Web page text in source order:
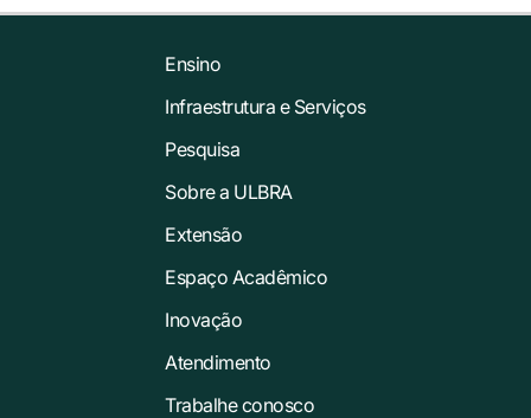
Ensino
Infraestrutura e Serviços
Pesquisa
Sobre a ULBRA
Extensão
Espaço Acadêmico
Inovação
Atendimento
Trabalhe conosco